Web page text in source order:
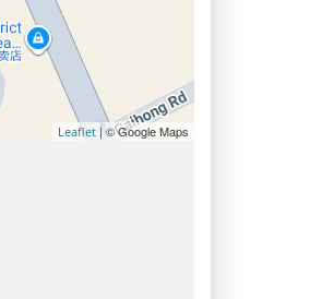
Leaflet | © Google Maps